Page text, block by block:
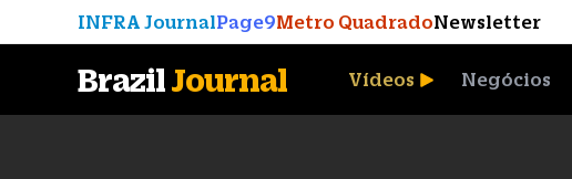
INFRA JournalPage9Metro QuadradoNewsletter
BrazilJournal Vídeos Negócios